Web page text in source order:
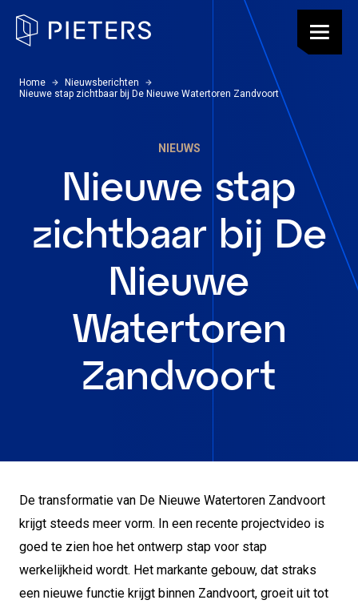
Pieters, terug naar de homepagina
Menu
U bevindt zich hier:
Home
Nieuwsberichten
Nieuwe stap zichtbaar bij De Nieuwe Watertoren Zandvoort
NIEUWS
Nieuwe stap
zichtbaar bij De
Nieuwe
Watertoren
Zandvoort
De transformatie van De Nieuwe Watertoren Zandvoort
krijgt steeds meer vorm. In een recente projectvideo is
goed te zien hoe het ontwerp stap voor stap
werkelijkheid wordt. Het markante gebouw, dat straks
een nieuwe functie krijgt binnen Zandvoort, groeit uit tot